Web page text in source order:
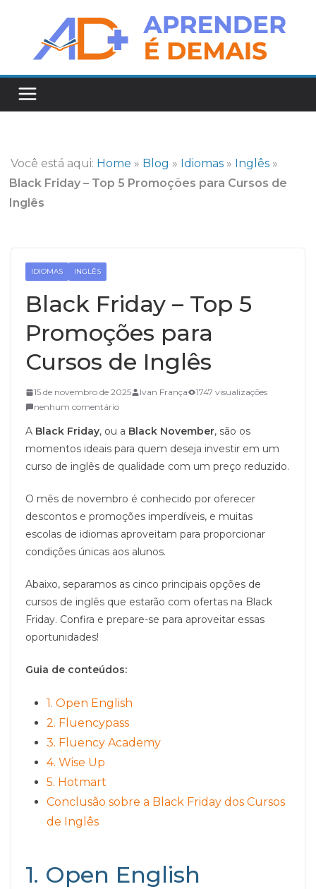
Você está aqui: Home » Blog » Idiomas » Inglês »
Black Friday – Top 5 Promoções para Cursos de
Inglês
IDIOMAS INGLÊS
Black Friday – Top 5
Promoções para
Cursos de Inglês
15 de novembro de 2025 Ivan França
1747 visualizações
nenhum comentário
A Black Friday, ou a Black November, são os
momentos ideais para quem deseja investir em um
curso de inglês de qualidade com um preço reduzido.
O mês de novembro é conhecido por oferecer
descontos e promoções imperdíveis, e muitas
escolas de idiomas aproveitam para proporcionar
condições únicas aos alunos.
Abaixo, separamos as cinco principais opções de
cursos de inglês que estarão com ofertas na Black
Friday. Confira e prepare-se para aproveitar essas
oportunidades!
Guia de conteúdos:
1. Open English
2. Fluencypass
3. Fluency Academy
4. Wise Up
5. Hotmart
Conclusão sobre a Black Friday dos Cursos
de Inglês
1. Open English